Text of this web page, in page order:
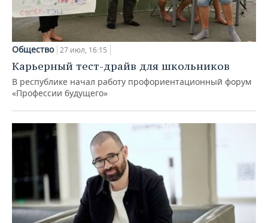
Общество 27 июл, 16:15
Карьерный тест-драйв для школьников
В республике начал работу профориентационный форум
«Профессии будущего»